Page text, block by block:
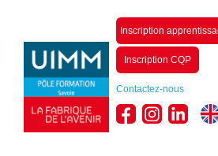
Inscription
Inscription CQP
Contactez-nous